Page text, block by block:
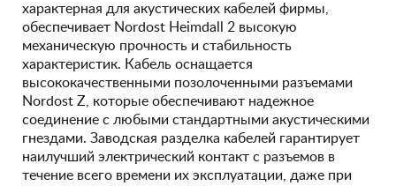
характерная для акустических кабелей фирмы,
обеспечивает Nordost Heimdall 2 высокую
механическую прочность и стабильность
характеристик. Кабель оснащается
высококачественными позолоченными разъемами
Nordost Z, которые обеспечивают надежное
соединение с любыми стандартными акустическими
гнездами. Заводская разделка кабелей гарантирует
наилучший электрический контакт с разъемов в
течение всего времени их эксплуатации, даже при